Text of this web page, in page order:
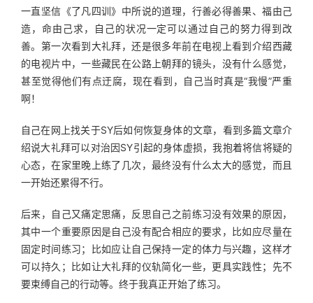
一直坚信《了凡四训》中所说的道理，行善必得善果、福由己
造，命由己求，自己的状况一定可以通过自己的努力得到改
善。第一次看到大礼拜，还是很多年前在电视上看到介绍西藏
的电视片中，一些藏民在公路上朝拜的镜头，没有什么感觉，
甚至觉得他们有点迂腐，现在看到，自己当时真是“我慢”严重
啊！
自己在网上找关于SY后如何恢复身体的文章，看到多篇文章介
绍说大礼拜可以对治因SY引起的身体虚损，我抱着将信将疑的
心态，在家里晚上练了几次，最终没有什么太大的感觉，而且
一开始还累得不行。
后来，自己又痛定思痛，反思自己之前练习没有效果的原因，
其中一个重要原因是自己没有配合相应的要求，比如应尽量在
固定时间练习；比如应让自己保持一定的体力与兴趣，这样才
可以持久；比如让大礼拜的仪轨简化一些，更具实践性；先不
要束缚自己的行动等。终于我真正开始了练习。